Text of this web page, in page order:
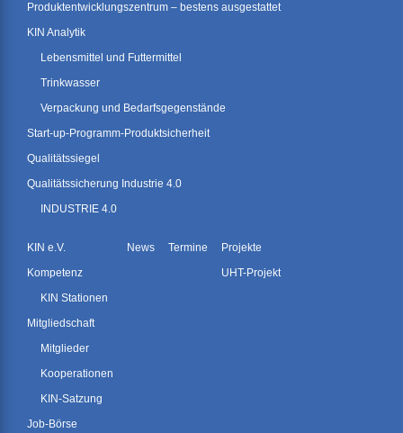
Produktentwicklungszentrum – bestens ausgestattet
KIN Analytik
Lebensmittel und Futtermittel
Trinkwasser
Verpackung und Bedarfsgegenstände
Start-up-Programm-Produktsicherheit
Qualitätssiegel
Qualitätssicherung Industrie 4.0
INDUSTRIE 4.0
KIN e.V.
Kompetenz
KIN Stationen
Mitgliedschaft
Mitglieder
Kooperationen
KIN-Satzung
Job-Börse
News Termine
Projekte
UHT-Projekt